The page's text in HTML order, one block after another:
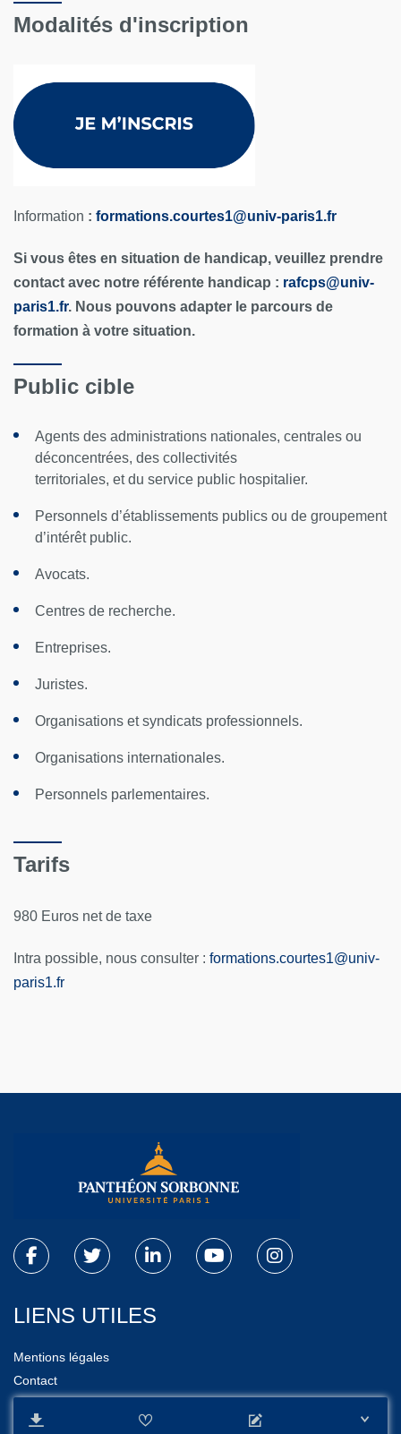
Modalités d'inscription
Information : formations.courtes1@univ-paris1.fr
Si vous êtes en situation de handicap, veuillez prendre
contact avec notre référente handicap : rafcps@univ-
paris1.fr. Nous pouvons adapter le parcours de
formation à votre situation.
Public cible
Agents des administrations nationales, centrales ou
déconcentrées, des collectivités
territoriales, et du service public hospitalier.
Personnels d’établissements publics ou de groupement
d’intérêt public.
Avocats.
Centres de recherche.
Entreprises.
Juristes.
Organisations et syndicats professionnels.
Organisations internationales.
Personnels parlementaires.
Tarifs
980 Euros net de taxe
Intra possible, nous consulter : formations.courtes1@univ-
paris1.fr
LIENS UTILES
Mentions légales
Contact